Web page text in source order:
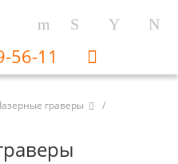
56-11
граверы
/